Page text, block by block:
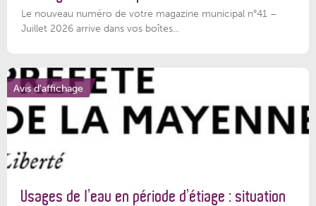
Le nouveau numéro de votre magazine municipal n°41 –
Juillet 2026 arrive dans vos boîtes...
Avis d'affichage
Usages de l’eau en période d’étiage : situation